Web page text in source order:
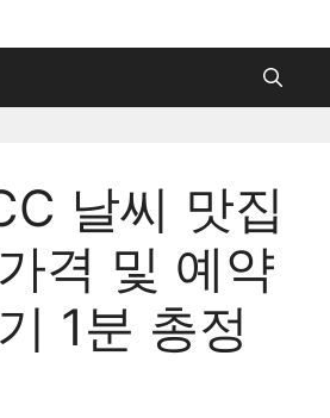
날씨 맛집
격 및 예약
1분 총정